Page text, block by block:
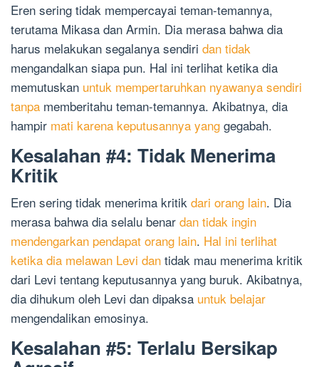
Eren sering tidak mempercayai teman-temannya,
terutama Mikasa dan Armin. Dia merasa bahwa dia
harus melakukan segalanya sendiri dan tidak
mengandalkan siapa pun. Hal ini terlihat ketika dia
memutuskan untuk mempertaruhkan nyawanya sendiri
tanpa memberitahu teman-temannya. Akibatnya, dia
hampir mati karena keputusannya yang gegabah.
Kesalahan #4: Tidak Menerima
Kritik
Eren sering tidak menerima kritik dari orang lain. Dia
merasa bahwa dia selalu benar dan tidak ingin
mendengarkan pendapat orang lain. Hal ini terlihat
ketika dia melawan Levi dan tidak mau menerima kritik
dari Levi tentang keputusannya yang buruk. Akibatnya,
dia dihukum oleh Levi dan dipaksa untuk belajar
mengendalikan emosinya.
Kesalahan #5: Terlalu Bersikap